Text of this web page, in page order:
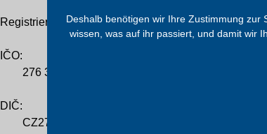
Registrierung des Unternehmens
IČO:
276 36 224
DIČ:
CZ276 36 224
Deshalb benötigen wir Ihre Zustimmung
wissen, was auf ihr passiert, und damit wir